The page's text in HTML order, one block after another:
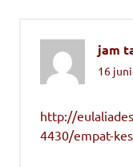
jam
16
http://
4430/empat-